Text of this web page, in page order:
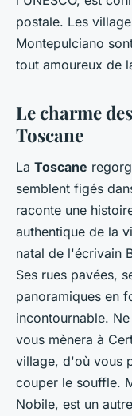
postale. Les
Montepulciano
tout amoureux de
Le charme
Toscane
La Toscane
semblent figés
raconte une
authentique de la
natal de l'écrivain
Ses rues pavées,
panoramiques en
incontournable.
vous mènera à
village, d'où vous
couper le souffle.
Nobile, est un